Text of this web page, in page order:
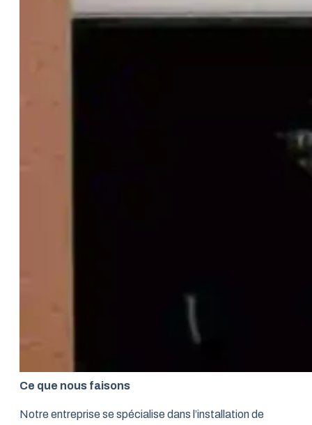
Ce que nous faisons
Notre entreprise se spécialise dans l’installation de